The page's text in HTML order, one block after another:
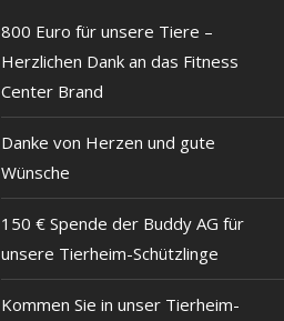
800 Euro für unsere Tiere –
Herzlichen Dank an das Fitness
Center Brand
Danke von Herzen und gute
Wünsche
150 € Spende der Buddy AG für
unsere Tierheim-Schützlinge
Kommen Sie in unser Tierheim-